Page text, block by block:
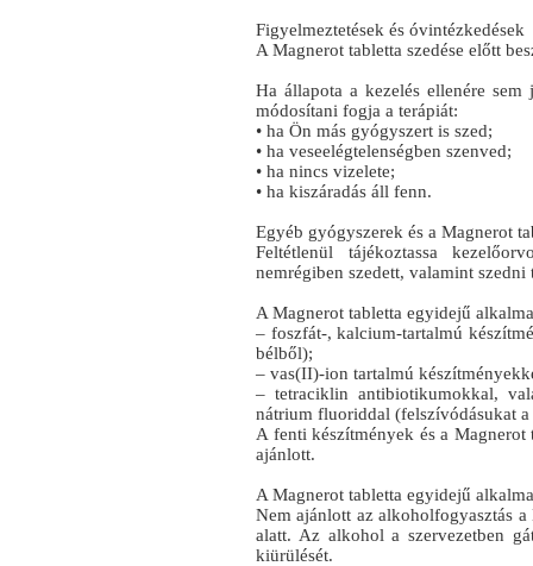
Figyelmeztetések és óvintézkedések
A Magnerot tabletta szedése előtt
Ha állapota a kezelés ellenére
módosítani fogja a terápiát:
• ha Ön más gyógyszert is szed;
• ha veseelégtelenségben szenved;
• ha nincs vizelete;
• ha kiszáradás áll fenn.
Egyéb gyógyszerek és a Magnerot
Feltétlenül tájékoztassa
nemrégiben szedett, valamint
A Magnerot tabletta egyidejű
– foszfát-, kalcium-tartalmú
bélből);
– vas(II)-ion tartalmú
– tetraciklin antibiotikumokkal,
nátrium fluoriddal (felszívódásukat
A fenti készítmények és a
ajánlott.
A Magnerot tabletta egyidejű
Nem ajánlott az alkoholfogyasztás
alatt. Az alkohol a szervezetben
kiürülését.